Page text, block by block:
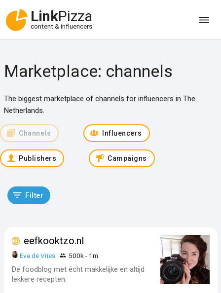
LinkPizza
content & influencers
Marketplace: channels
The biggest marketplace of channels for influencers in The
Netherlands.
Channels Influencers
Publishers Campaigns
Filter
eefkooktzo.nl
Eva de Vries 500k - 1m
De foodblog met écht makkelijke en altijd
lekkere recepten.